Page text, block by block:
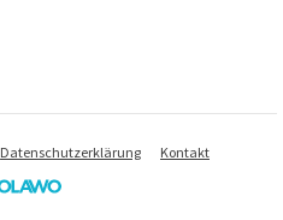
Datenschutzerklärung Kontakt